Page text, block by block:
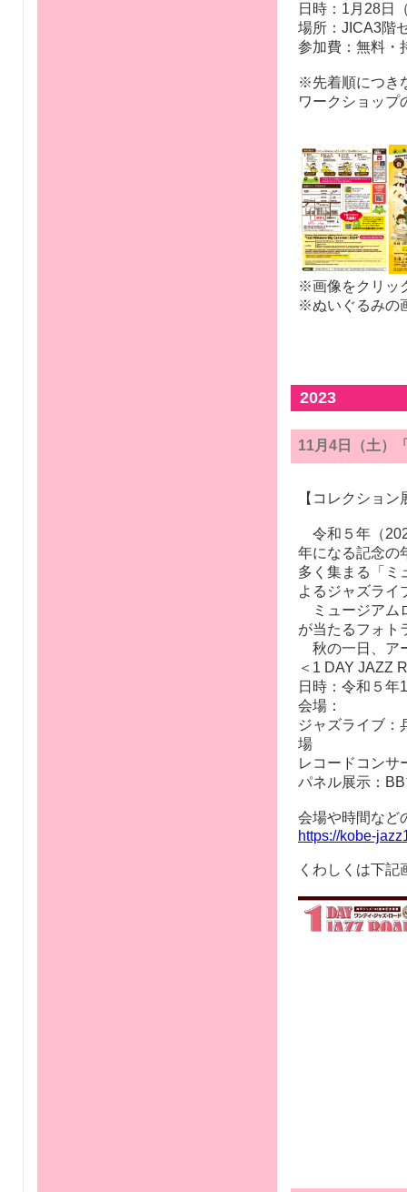
日時：1月28日
場所：JICA3階
参加費：無料・
※先着順につき
ワークショッ
※画像をクリッ
※ぬいぐるみの
2023
11月4日（土）
【コレクショ
令和５年（
年になる記念の
多く集まる「ミ
よるジャズライ
ミュージアム
が当たるフォト
秋の一日、ア
＜1 DAY JAZZ
日時：令和５
会場：
ジャズライブ：
場
レコードコンサ
パネル展示：
会場や時間など
https://kobe-
くわしくは下記